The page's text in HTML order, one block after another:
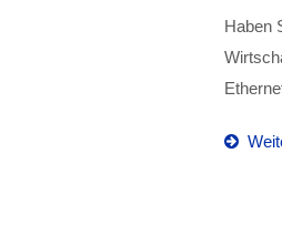
Haben
Einem